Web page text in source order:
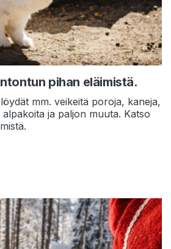
pihan eläimistä.
mm. veikeitä poroja, kaneja,
ja paljon muuta. Katso